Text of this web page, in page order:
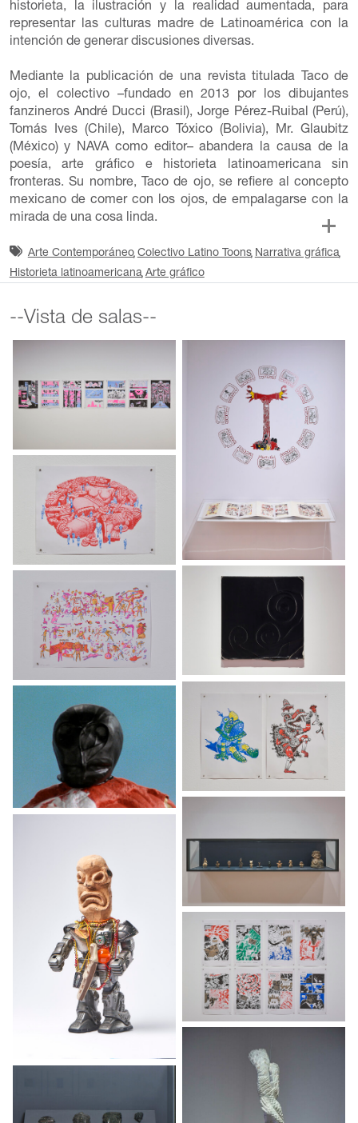
historieta, la ilustración y la realidad aumentada, para
representar las culturas madre de Latinoamérica con la
intención de generar discusiones diversas.
Mediante la publicación de una revista titulada Taco de
ojo, el colectivo –fundado en 2013 por los dibujantes
fanzineros André Ducci (Brasil), Jorge Pérez-Ruibal (Perú),
Tomás Ives (Chile), Marco Tóxico (Bolivia), Mr. Glaubitz
(México) y NAVA como editor– abandera la causa de la
poesía, arte gráfico e historieta latinoamericana sin
fronteras. Su nombre, Taco de ojo, se refiere al concepto
mexicano de comer con los ojos, de empalagarse con la
mirada de una cosa linda.
Arte Contemporáneo Colectivo Latino Toons Narrativa gráfica
Historieta latinoamericana Arte gráfico
--Vista de salas--